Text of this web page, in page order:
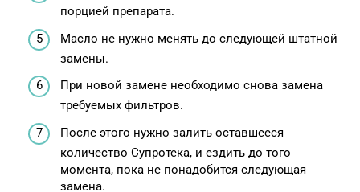
порцией препарата.
Масло не нужно менять до следующей штатной
замены.
При новой замене необходимо снова замена
требуемых фильтров.
После этого нужно залить оставшееся
количество Супротека, и ездить до того
момента, пока не понадобится следующая
замена.